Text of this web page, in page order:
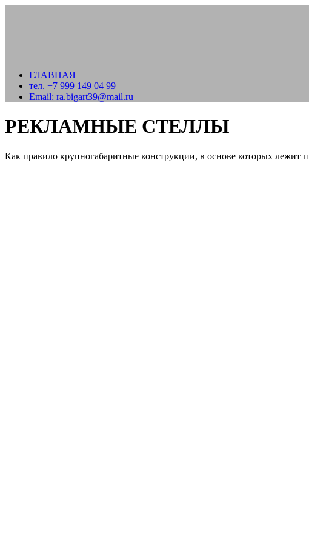
ГЛАВНАЯ
тел. +7 999 149 04 99
Email: ra.bigart39@mail.ru
РЕКЛАМНЫЕ СТЕЛЛЫ
Как правило крупногабаритные конструкции, в основе которых лежит